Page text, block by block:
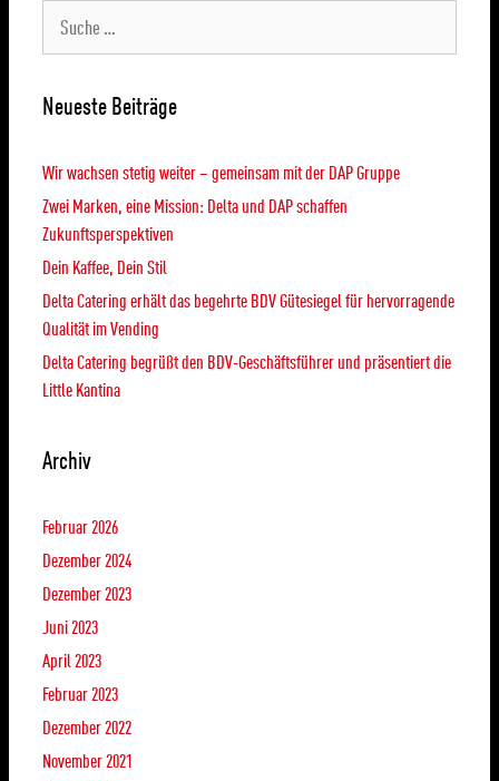
Neueste Beiträge
Wir wachsen stetig weiter – gemeinsam mit der DAP Gruppe
Zwei Marken, eine Mission: Delta und DAP schaffen
Zukunftsperspektiven
Dein Kaffee, Dein Stil
Delta Catering erhält das begehrte BDV Gütesiegel für hervorragende
Qualität im Vending
Delta Catering begrüßt den BDV-Geschäftsführer und präsentiert die
Little Kantina
Archiv
Februar 2026
Dezember 2024
Dezember 2023
Juni 2023
April 2023
Februar 2023
Dezember 2022
November 2021